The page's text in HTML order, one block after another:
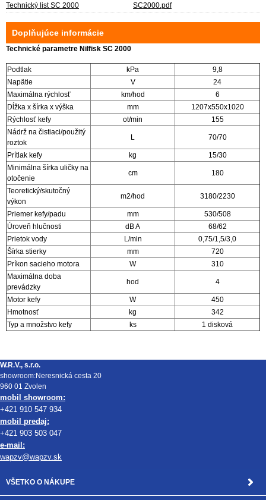
Technický list SC 2000
SC2000.pdf
Doplňujúce informácie
Technické parametre Nilfisk SC 2000
Podtlak kPa
9,8
Napätie
V
24
Maximálna rýchlosť
km/hod
6
Dĺžka x šírka x výška
mm
1207x550x1020
Rýchlosť kefy
ot/min
155
Nádrž na čistiaci/použitý
roztok
L 70/70
Prítlak kefy kg
15/30
Minimálna šírka uličky na
otočenie
cm 180
Teoretický/skutočný
výkon
m2/hod 3180/2230
Priemer kefy/padu mm
530/508
Úroveň hlučnosti
dB A
68/62
Prietok vody
L/min
0,75/1,5/3,0
Šírka stierky
mm
720
Príkon sacieho motora
W
310
Maximálna doba
prevádzky
hod 4
Motor kefy W
450
Hmotnosť
kg
342
Typ a množstvo kefy
ks 1 disková
W.R.V., s.r.o.
showroom:Neresnická cesta 20
960 01 Zvolen
mobil showroom:
+421 910 547 934
mobil predaj:
+421 903 503 047
e-mail:
wapzv@wapzv.sk
VŠETKO O NÁKUPE